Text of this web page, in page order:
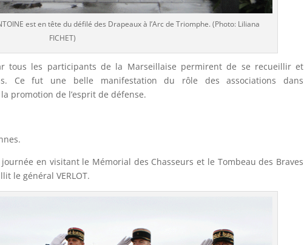
est en tête du défilé des Drapeaux à l’Arc de Triomphe. (Photo: Liliana
FICHET)
tous les participants de la Marseillaise permirent de se recueillir et
Ce fut une belle manifestation du rôle des associations dans
promotion de l’esprit de défense.
en visitant le Mémorial des Chasseurs et le Tombeau des Braves
le général VERLOT.